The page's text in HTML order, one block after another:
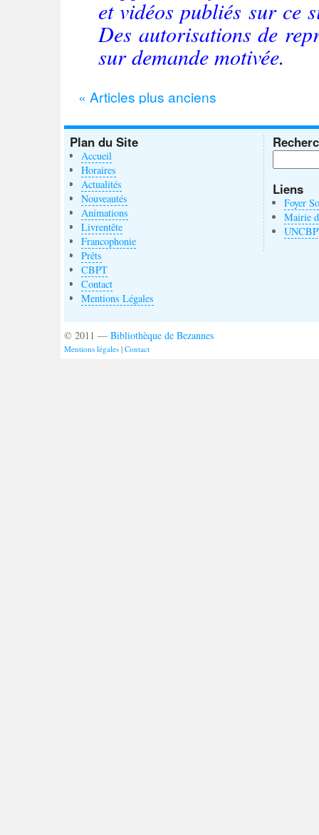
et vidéos publiés sur ce
Des autorisations de
sur demande motivée.
« Articles plus anciens
Plan du Site
Accueil
Horaires
Actualités
Nouveautés
Animations
Livrentête
Francophonie
Prêts
CBPT
Contact
Mentions Légales
Liens
Foyer
Mairie
© 2011 — Bibliothèque de Bezannes
Mentions légales | Contact